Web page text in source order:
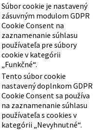
Súbor cookie je nastavený
zásuvným modulom GDPR
Cookie Consent na
zaznamenanie súhlasu
používateľa pre súbory
cookie v kategórii
„Funkčné“.
Tento súbor cookie
nastavený doplnkom GDPR
Cookie Consent sa používa
na zaznamenanie súhlasu
používateľa s cookies v
kategórii „Nevyhnutné“.